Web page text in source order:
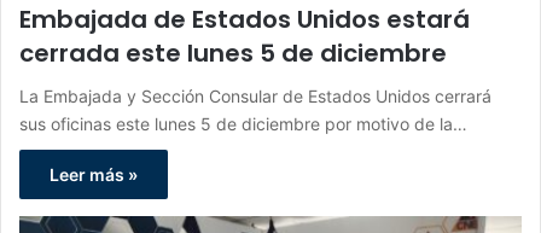
Embajada de Estados Unidos estará
cerrada este lunes 5 de diciembre
La Embajada y Sección Consular de Estados Unidos cerrará
sus oficinas este lunes 5 de diciembre por motivo de la…
Leer más »